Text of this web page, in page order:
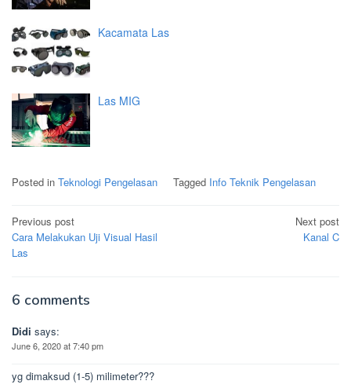
Kacamata Las
Las MIG
Posted in Teknologi Pengelasan Tagged Info Teknik Pengelasan
Post
navigation
Previous post
Cara Melakukan Uji Visual Hasil
Las
Next post
Kanal C
6 comments
Didi says:
June 6, 2020 at 7:40 pm
yg dimaksud (1-5) milimeter???